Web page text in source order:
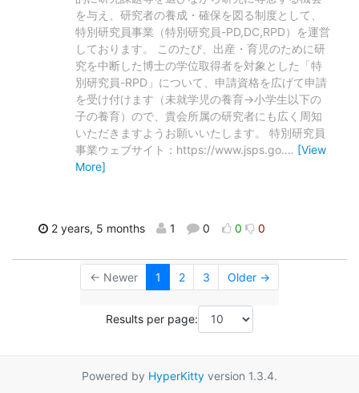
を与え、研究者の養成・確保を図る制度として、
特別研究員事業（特別研究員-PD,DC,RPD）を運営
しております。 このたび、出産・育児のために研
究を中断した博士の学位取得者を対象とした「特
別研究員-RPD」について、申請資格を広げて申請
を受け付けます（未就学児の養育→小学生以下の
子の養育）ので、貴会所属の研究者にも広く周知
いただきますようお願いいたします。 特別研究員
事業ウェブサイト：https://www.jsps.go.… [View
More]
2 years, 5 months 1 0 0 0
← Newer 1 2 3 Older →
Results per page:
Powered by HyperKitty version 1.3.4.